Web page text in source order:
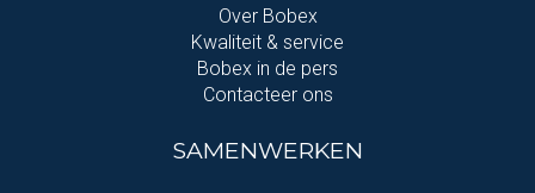
Over Bobex
Kwaliteit & service
Bobex in de pers
Contacteer ons
SAMENWERKEN